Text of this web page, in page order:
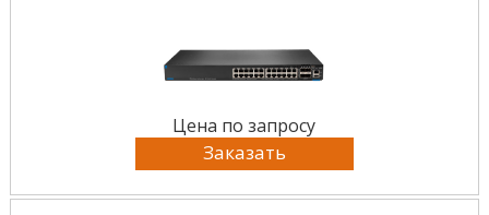
Цена по запросу
Заказать